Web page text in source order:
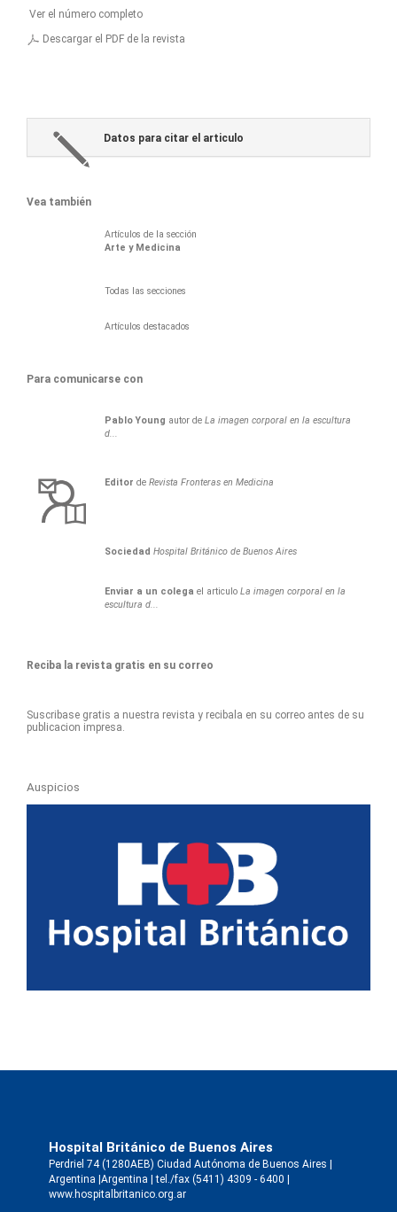
Ver el número completo
Descargar el PDF de la revista
Datos para citar el articulo
Vea también
Artículos de la sección
Arte y Medicina
Todas las secciones
Artículos destacados
Para comunicarse con
PabloYoung autor deLa imagen corporal en la escultura
d...
Editor deRevista Fronteras en Medicina
Sociedad Hospital Británico de Buenos Aires
Enviar a un colega el articuloLa imagen corporal en la
escultura d...
Reciba la revista gratis en su correo
Suscribase gratis a nuestra revista y recibala en su correo antes de su
publicacion impresa.
Auspicios
Hospital Británico de Buenos Aires
Perdriel 74 (1280AEB) Ciudad Autónoma de Buenos Aires |
Argentina |Argentina | tel./fax (5411) 4309 - 6400 |
www.hospitalbritanico.org.ar